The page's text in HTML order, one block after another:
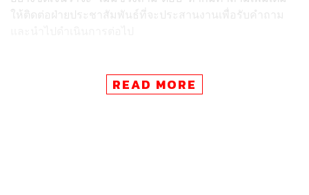
ให้ติดต่อฝ่ายประชาสัมพันธ์ที่จะประสานงานเพื่อรับคำถาม
READ MORE